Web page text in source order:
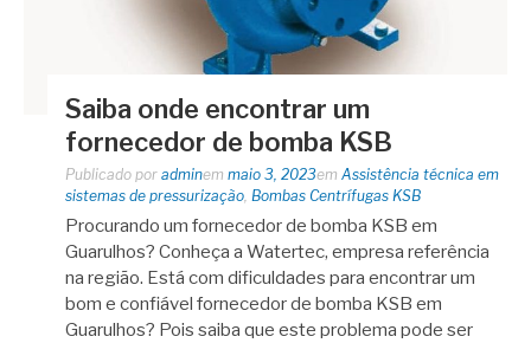
Saiba onde encontrar um
fornecedor de bomba KSB
Publicado por adminem maio 3, 2023em Assistência técnica em
sistemas de pressurização Bombas Centrífugas KSB
Procurando um fornecedor de bomba KSB em
Guarulhos? Conheça a Watertec, empresa referência
na região. Está com dificuldades para encontrar um
bom e confiável fornecedor de bomba KSB em
Guarulhos? Pois saiba que este problema pode ser